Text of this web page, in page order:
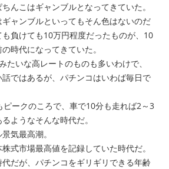
んこはギャンブルとなってきていた。
ャンブルといってもそん色はないのだ
負けても10万円程度だったものが、10
時代になってきていた。
たいな高レートのものも多いわけで、
ではあるが、パチンコはいわば毎日で
ークのころで、車で10分も走れば2～3
ようなそんな時代だ。
気最高潮。
式市場最高値を記録していた時代だ。
だが、パチンコをギリギリできる年齢